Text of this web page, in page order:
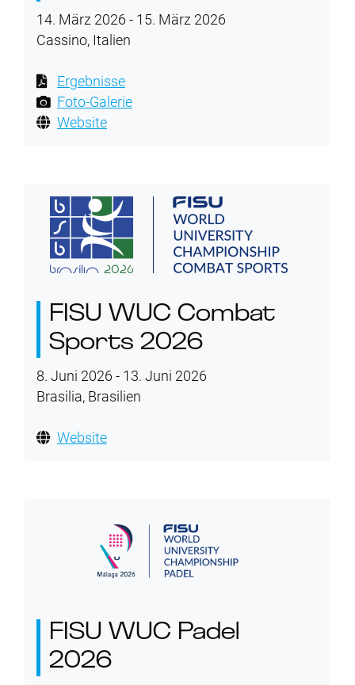
14. März 2026 - 15. März 2026
Cassino, Italien
Ergebnisse
Foto-Galerie
Website
FISU WUC Combat
Sports 2026
8. Juni 2026 - 13. Juni 2026
Brasilia, Brasilien
Website
FISU WUC Padel
2026